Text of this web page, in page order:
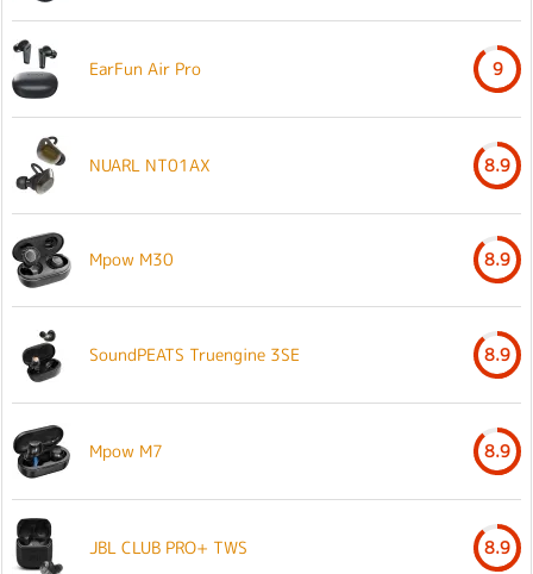
EarFun Air Pro 9
NUARL NT01AX 8.9
Mpow M30 8.9
SoundPEATS Truengine 3SE 8.9
Mpow M7 8.9
JBL CLUB PRO+ TWS 8.9